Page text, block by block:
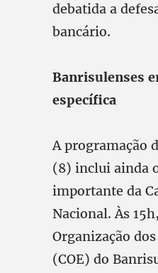
debatida a
bancário.
Banrisulenses
específica
A programação
(8) inclui ainda
importante da
Nacional. Às
Organização
(COE) do